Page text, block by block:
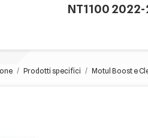
NT1100
Prodotti specifici Motul Boost e